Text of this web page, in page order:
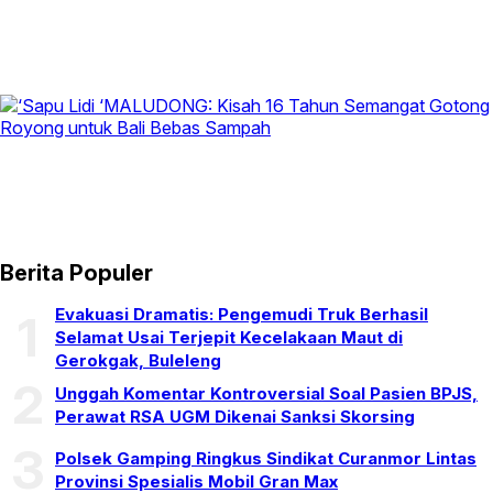
Berita Populer
Evakuasi Dramatis: Pengemudi Truk Berhasil
Selamat Usai Terjepit Kecelakaan Maut di
Gerokgak, Buleleng
Unggah Komentar Kontroversial Soal Pasien BPJS,
Perawat RSA UGM Dikenai Sanksi Skorsing
Polsek Gamping Ringkus Sindikat Curanmor Lintas
Provinsi Spesialis Mobil Gran Max